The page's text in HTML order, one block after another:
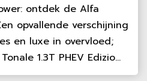
ontdek de Alfa
opvallende verschijning
en luxe in overvloed;
1.3T PHEV Edizio...